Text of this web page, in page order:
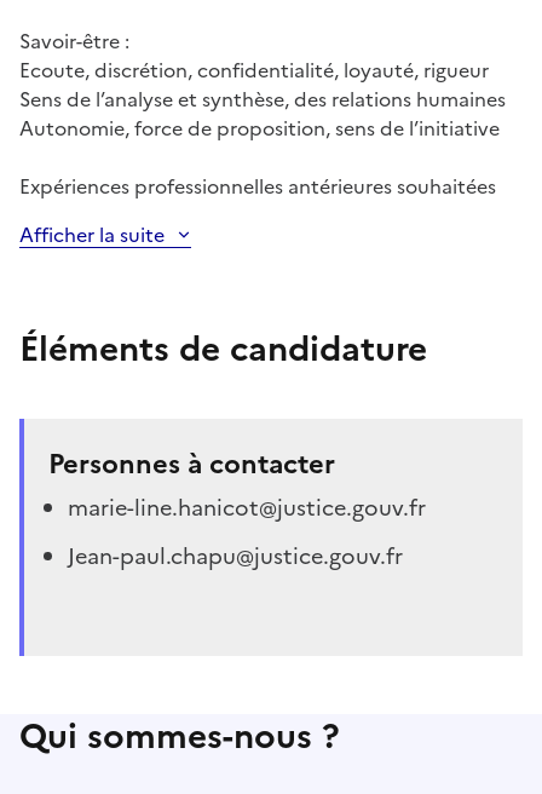
Savoir-être :
Ecoute, discrétion, confidentialité, loyauté, rigueur
Sens de l’analyse et synthèse, des relations humaines
Autonomie, force de proposition, sens de l’initiative
Expériences professionnelles antérieures souhaitées
Afficher la suite
Éléments de candidature
Personnes à contacter
marie-line.hanicot@justice.gouv.fr
Jean-paul.chapu@justice.gouv.fr
Qui sommes-nous ?